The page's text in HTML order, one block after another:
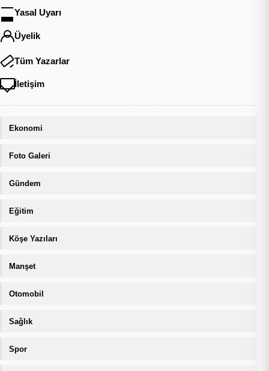
Yasal Uyarı
Üyelik
Tüm Yazarlar
İletişim
Ekonomi
Foto Galeri
Gündem
Eğitim
Köşe Yazıları
Manşet
Otomobil
Sağlık
Spor